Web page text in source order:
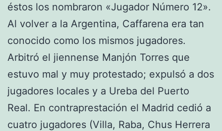
éstos los nombraron «Jugador Número 12».
Al volver a la Argentina, Caffarena era tan
conocido como los mismos jugadores.
Arbitró el jiennense Manjón Torres que
estuvo mal y muy protestado; expulsó a dos
jugadores locales y a Ureba del Puerto
Real. En contraprestación el Madrid cedió a
cuatro jugadores (Villa, Raba, Chus Herrera